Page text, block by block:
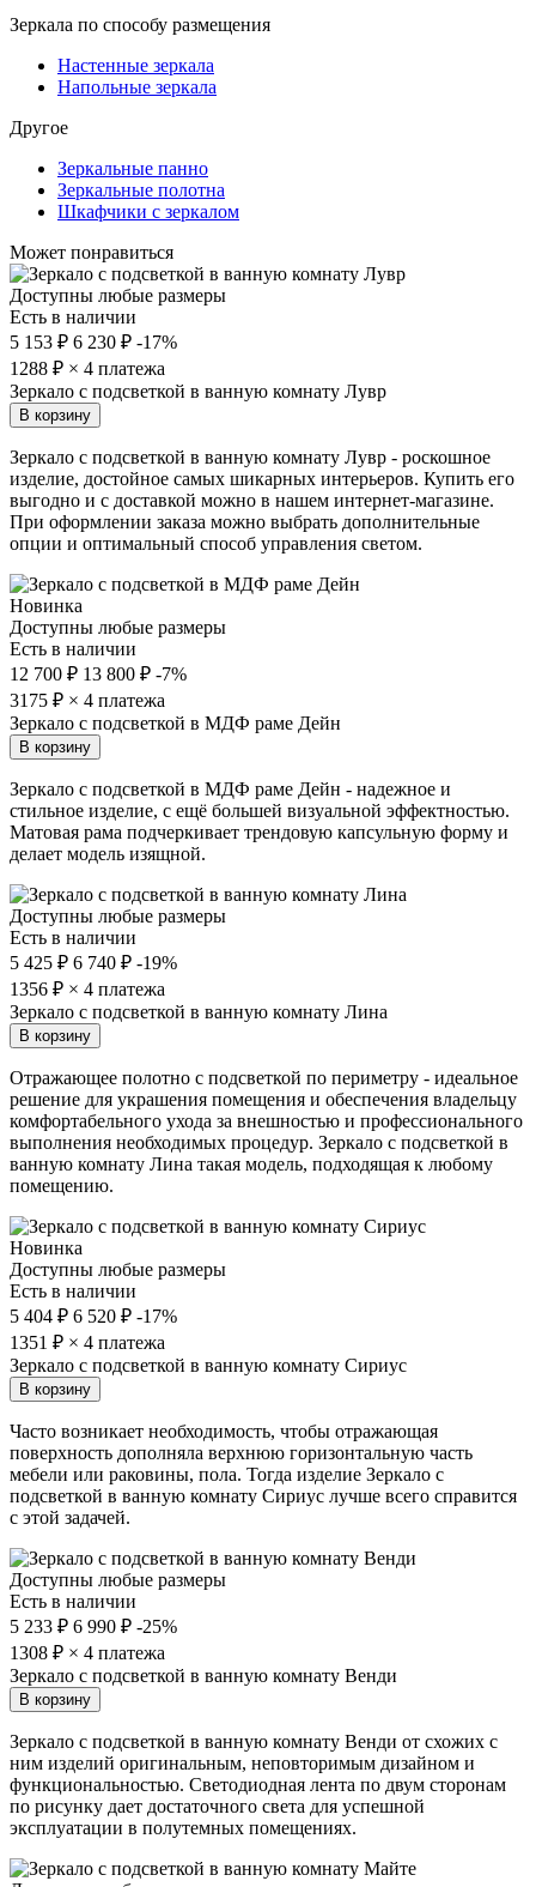
Зеркала по способу размещения
Настенные зеркала
Напольные зеркала
Другое
Зеркальные панно
Зеркальные полотна
Шкафчики с зеркалом
Может понравиться
Доступны любые размеры
Есть в наличии
5 153 ₽ 6 230 ₽ -17%
1288 ₽ × 4 платежа
Зеркало с подсветкой в ванную комнату Лувр
В корзину
Зеркало с подсветкой в ванную комнату Лувр - роскошное
изделие, достойное самых шикарных интерьеров. Купить его
выгодно и с доставкой можно в нашем интернет-магазине.
При оформлении заказа можно выбрать дополнительные
опции и оптимальный способ управления светом.
Новинка
Доступны любые размеры
Есть в наличии
12 700 ₽ 13 800 ₽ -7%
3175 ₽ × 4 платежа
Зеркало с подсветкой в МДФ раме Дейн
В корзину
Зеркало с подсветкой в МДФ раме Дейн - надежное и
стильное изделие, с ещё большей визуальной эффектностью.
Матовая рама подчеркивает трендовую капсульную форму и
делает модель изящной.
Доступны любые размеры
Есть в наличии
5 425 ₽ 6 740 ₽ -19%
1356 ₽ × 4 платежа
Зеркало с подсветкой в ванную комнату Лина
В корзину
Отражающее полотно с подсветкой по периметру - идеальное
решение для украшения помещения и обеспечения владельцу
комфортабельного ухода за внешностью и профессионального
выполнения необходимых процедур. Зеркало с подсветкой в
ванную комнату Лина такая модель, подходящая к любому
помещению.
Новинка
Доступны любые размеры
Есть в наличии
5 404 ₽ 6 520 ₽ -17%
1351 ₽ × 4 платежа
Зеркало с подсветкой в ванную комнату Сириус
В корзину
Часто возникает необходимость, чтобы отражающая
поверхность дополняла верхнюю горизонтальную часть
мебели или раковины, пола. Тогда изделие Зеркало с
подсветкой в ванную комнату Сириус лучше всего справится
с этой задачей.
Доступны любые размеры
Есть в наличии
5 233 ₽ 6 990 ₽ -25%
1308 ₽ × 4 платежа
Зеркало с подсветкой в ванную комнату Венди
В корзину
Зеркало с подсветкой в ванную комнату Венди от схожих с
ним изделий оригинальным, неповторимым дизайном и
функциональностью. Светодиодная лента по двум сторонам
по рисунку дает достаточного света для успешной
эксплуатации в полутемных помещениях.